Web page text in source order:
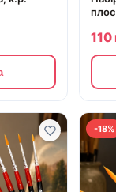
110
-18%